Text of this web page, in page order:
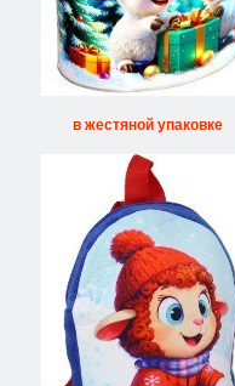
в жестяной упаковке